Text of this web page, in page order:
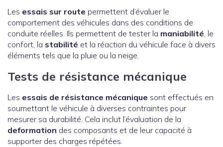
Les essais sur route permettent d’évaluer le
comportement des véhicules dans des conditions de
conduite réelles. Ils permettent de tester la maniabilité, le
confort, la stabilité et la réaction du véhicule face à divers
éléments tels que la pluie ou la neige.
Tests de résistance mécanique
Les essais de résistance mécanique sont effectués en
soumettant le véhicule à diverses contraintes pour
mesurer sa durabilité. Cela inclut l’évaluation de la
deformation des composants et de leur capacité à
supporter des charges répétées.